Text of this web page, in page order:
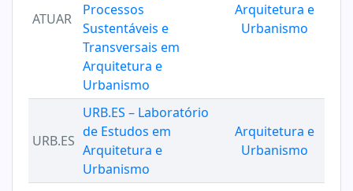
ATUAR
Processos
Sustentáveis e
Transversais em
Arquitetura e
Urbanismo
Arquitetura e
Urbanismo
URB.ES
URB.ES – Laboratório
de Estudos em
Arquitetura e
Urbanismo
Arquitetura e
Urbanismo